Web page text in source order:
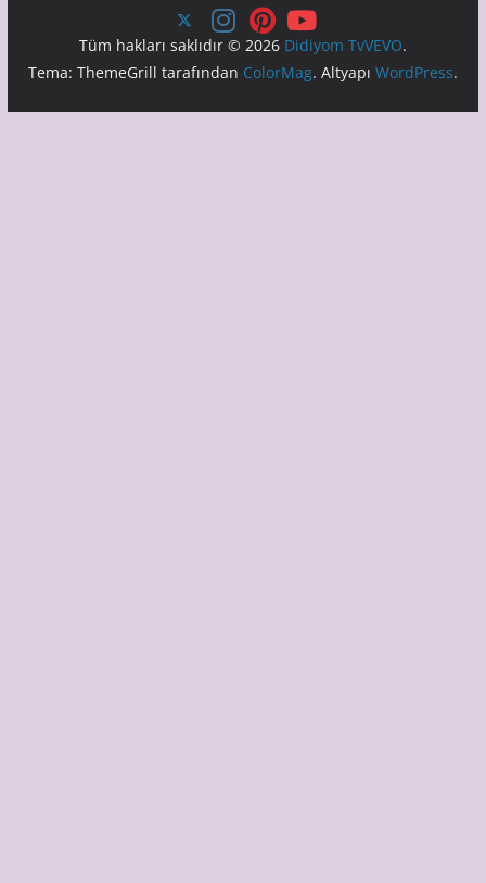
Tüm hakları saklıdır © 2026 Didiyom TvVEVO.
Tema: ThemeGrill tarafından ColorMag. Altyapı WordPress.